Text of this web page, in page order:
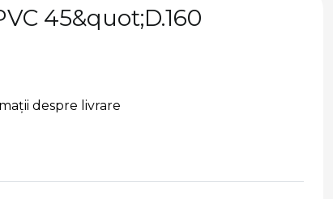
45&quot;D.160
despre livrare